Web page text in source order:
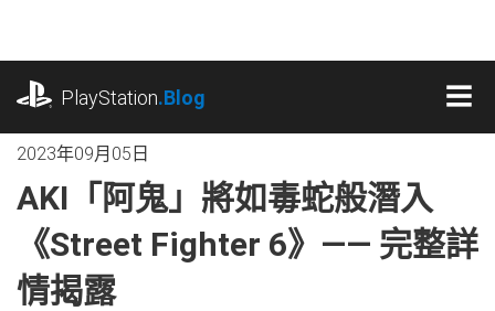
內
PlayStation.Blog
2023年09月05日
AKI「阿鬼」將如毒蛇般潛入
《Street Fighter 6》—— 完整詳
情揭露